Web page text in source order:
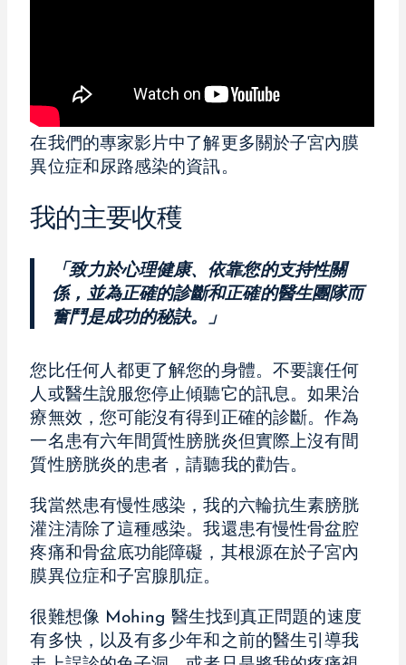
在我們的專家影片中了解更多關於子宮內膜
異位症和尿路感染的資訊。
我的主要收穫
「致力於心理健康、依靠您的支持性關
係，並為正確的診斷和正確的醫生團隊而
奮鬥是成功的秘訣。」
您比任何人都更了解您的身體。不要讓任何
人或醫生說服您停止傾聽它的訊息。如果治
療無效，您可能沒有得到正確的診斷。作為
一名患有六年間質性膀胱炎但實際上沒有間
質性膀胱炎的患者，請聽我的勸告。
我當然患有慢性感染，我的六輪抗生素膀胱
灌注清除了這種感染。我還患有慢性骨盆腔
疼痛和骨盆底功能障礙，其根源在於子宮內
膜異位症和子宮腺肌症。
很難想像 Mohing 醫生找到真正問題的速度
有多快，以及有多少年和之前的醫生引導我